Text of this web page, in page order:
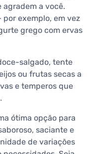
a você.
por exemplo, em vez
grego com ervas
salgado, tente
ou frutas secas a
e temperos que
ótima opção para
saciante e
de variações